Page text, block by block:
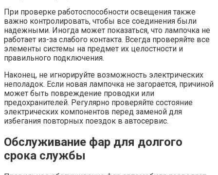
При проверке работоспособности освещения также
важно контролировать, чтобы все соединения были
надежными. Иногда может показаться, что лампочка не
работает из-за слабого контакта. Всегда проверяйте все
элементы системы на предмет их целостности и
правильного подключения.
Наконец, не игнорируйте возможность электрических
неполадок. Если новая лампочка не загорается, причиной
может быть повреждение проводки или
предохранителей. Регулярно проверяйте состояние
электрических компонентов перед заменой для
избегания повторных поездок в автосервис.
Обслуживание фар для долгого
срока службы